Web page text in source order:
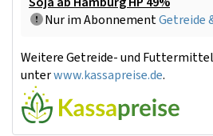
Nur im AbonnementGetreide
Weitere Getreide- und
unterwww.kassapreise.de.